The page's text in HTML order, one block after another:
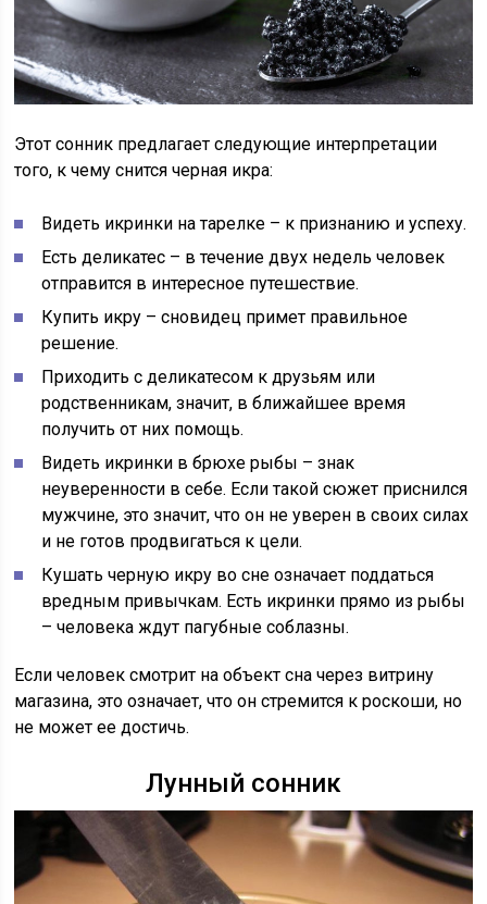
Этот сонник предлагает следующие интерпретации
того, к чему снится черная икра:
Видеть икринки на тарелке – к признанию и успеху.
Есть деликатес – в течение двух недель человек
отправится в интересное путешествие.
Купить икру – сновидец примет правильное
решение.
Приходить с деликатесом к друзьям или
родственникам, значит, в ближайшее время
получить от них помощь.
Видеть икринки в брюхе рыбы – знак
неуверенности в себе. Если такой сюжет приснился
мужчине, это значит, что он не уверен в своих силах
и не готов продвигаться к цели.
Кушать черную икру во сне означает поддаться
вредным привычкам. Есть икринки прямо из рыбы
– человека ждут пагубные соблазны.
Если человек смотрит на объект сна через витрину
магазина, это означает, что он стремится к роскоши, но
не может ее достичь.
Лунный сонник